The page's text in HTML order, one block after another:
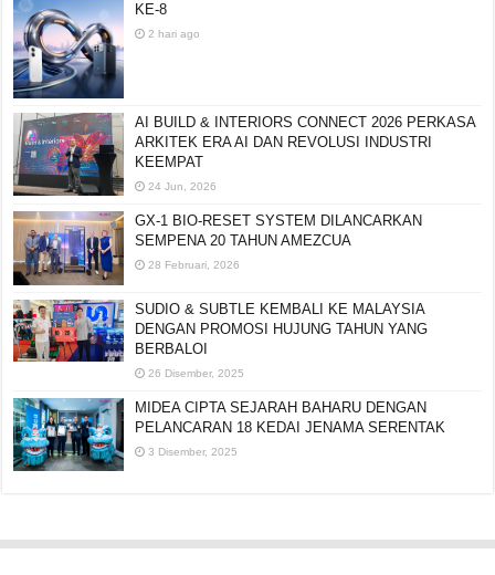
KE-8
2 hari ago
AI BUILD & INTERIORS CONNECT 2026 PERKASA
ARKITEK ERA AI DAN REVOLUSI INDUSTRI
KEEMPAT
24 Jun, 2026
GX-1 BIO-RESET SYSTEM DILANCARKAN
SEMPENA 20 TAHUN AMEZCUA
28 Februari, 2026
SUDIO & SUBTLE KEMBALI KE MALAYSIA
DENGAN PROMOSI HUJUNG TAHUN YANG
BERBALOI
26 Disember, 2025
MIDEA CIPTA SEJARAH BAHARU DENGAN
PELANCARAN 18 KEDAI JENAMA SERENTAK
3 Disember, 2025